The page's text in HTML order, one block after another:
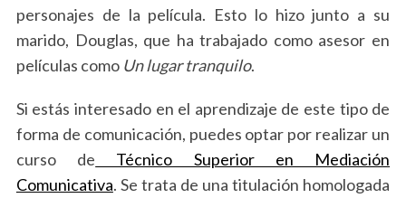
personajes de la película. Esto lo hizo junto a su
marido, Douglas, que ha trabajado como asesor en
películas como Un lugar tranquilo.
Si estás interesado en el aprendizaje de este tipo de
forma de comunicación, puedes optar por realizar un
curso de Técnico Superior en Mediación
Comunicativa. Se trata de una titulación homologada